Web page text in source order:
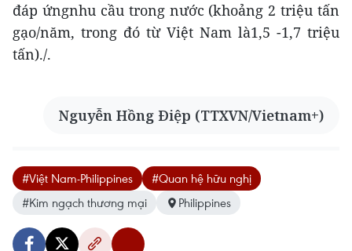
đáp ứngnhu cầu trong nước (khoảng 2 triệu tấn
gạo/năm, trong đó từ Việt Nam là1,5 -1,7 triệu
tấn)./.
Nguyễn Hồng Điệp (TTXVN/Vietnam+)
#Việt Nam-Philippines
#Quan hệ hữu nghị
#Kim ngạch thương mại
Philippines